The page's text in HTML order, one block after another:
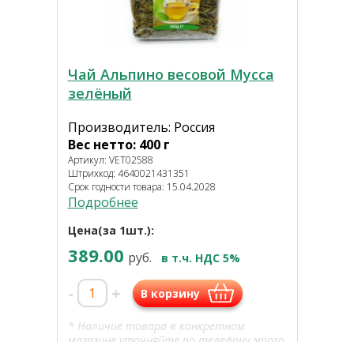
Чай Альпино весовой Мусса
зелёный
Производитель: Россия
Вес нетто: 400 г
Артикул: VET02588
Штрихкод: 4640021431351
Срок годности товара: 15.04.2028
Подробнее
Цена(за 1шт.):
389.00 руб. в т.ч. НДС 5%
- + В корзину
* Наличие товара в конкретном